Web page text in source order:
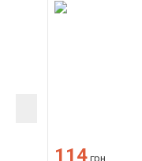
114 грн